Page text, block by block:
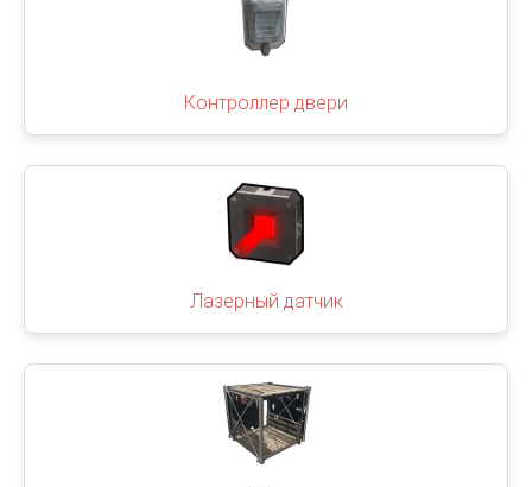
Контроллер двери
Лазерный датчик